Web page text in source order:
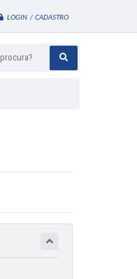
LOGIN / CADASTRO